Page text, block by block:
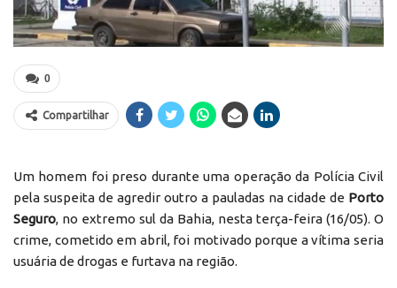
0
Compartilhar
Um homem foi preso durante uma operação da Polícia Civil
pela suspeita de agredir outro a pauladas na cidade de Porto
Seguro, no extremo sul da Bahia, nesta terça-feira (16/05). O
crime, cometido em abril, foi motivado porque a vítima seria
usuária de drogas e furtava na região.